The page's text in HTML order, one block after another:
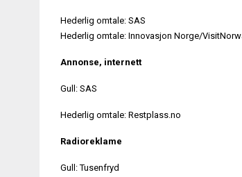
Hederlig omtale: SAS
Hederlig omtale: Innovasjon Norge/
Annonse, internett
Gull: SAS
Hederlig omtale: Restplass.no
Radioreklame
Gull: Tusenfryd